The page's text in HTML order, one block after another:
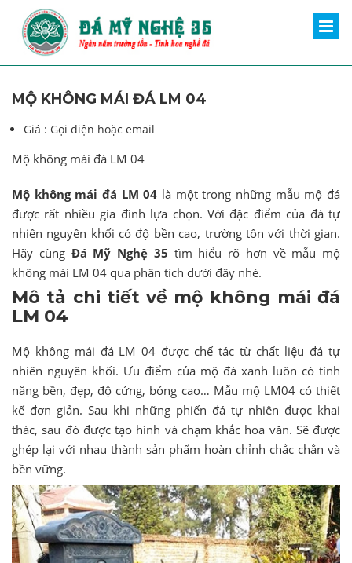
MỘ KHÔNG MÁI ĐÁ LM 04
Giá : Gọi điện hoặc email
Mộ không mái đá LM 04
Mộ không mái đá LM 04 là một trong những mẫu mộ đá
được rất nhiều gia đình lựa chọn. Với đặc điểm của đá tự
nhiên nguyên khối có độ bền cao, trường tôn với thời gian.
Hãy cùng Đá Mỹ Nghệ 35 tìm hiểu rõ hơn về mẫu mộ
không mái LM 04 qua phân tích dưới đây nhé.
Mô tả chi tiết về mộ không mái đá
LM 04
Mộ không mái đá LM 04 được chế tác từ chất liệu đá tự
nhiên nguyên khối. Ưu điểm của mộ đá xanh luôn có tính
năng bền, đẹp, độ cứng, bóng cao… Mẫu mộ LM04 có thiết
kế đơn giản. Sau khi những phiến đá tự nhiên được khai
thác, sau đó được tạo hình và chạm khắc hoa văn. Sẽ được
ghép lại với nhau thành sản phẩm hoàn chỉnh chắc chắn và
bền vững.